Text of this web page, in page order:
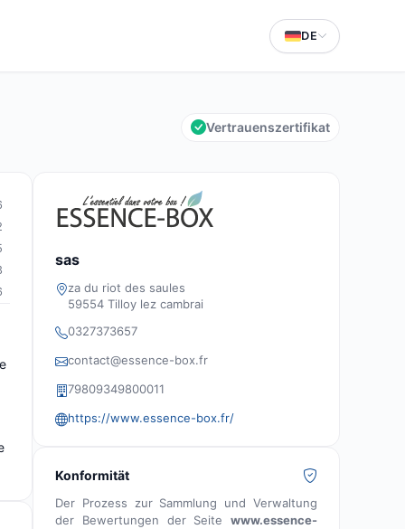
DE
Vertrauenszertifikat
sas
za du riot des saules
59554 Tilloy lez cambrai
0327373657
contact@essence-box.fr
79809349800011
https://www.essence-box.fr/
Konformität
Der Prozess zur Sammlung und Verwaltung
der Bewertungen der Seite www.essence-